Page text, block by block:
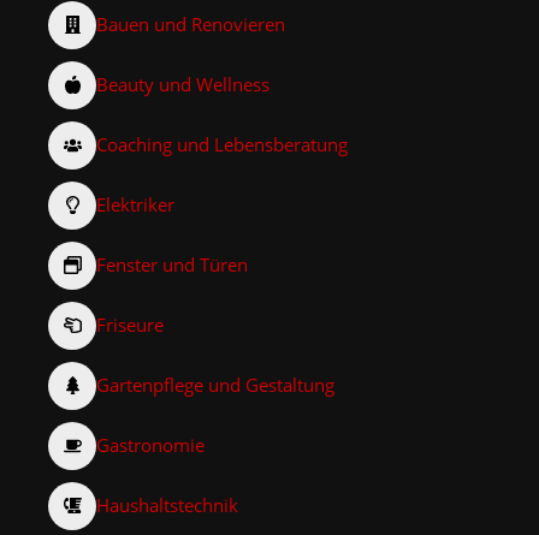
Bauen und Renovieren
Beauty und Wellness
Coaching und Lebensberatung
Elektriker
Fenster und Türen
Friseure
Gartenpflege und Gestaltung
Gastronomie
Haushaltstechnik